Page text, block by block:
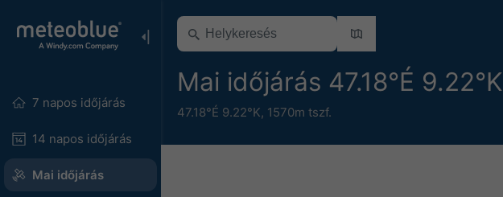
7 napos időjárás
14 napos időjárás
Mai időjárás
Mai időjárás 47.18°É 9.22°K
47.18°É 9.22°K, 1570m tszf.